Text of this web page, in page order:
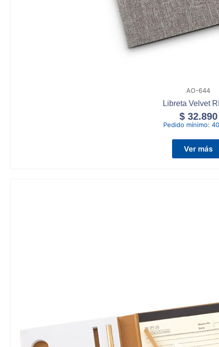
AO-644
Libreta Velvet
$32.890
Pedido mínimo:
Ver más